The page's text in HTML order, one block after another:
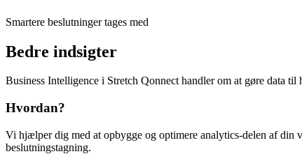
Smartere beslutninger tages med
Bedre indsigter
Business Intelligence i Stretch Qonnect handler om at gøre data til
Hvordan?
Vi hjælper dig med at opbygge og optimere analytics-delen af din
beslutningstagning.